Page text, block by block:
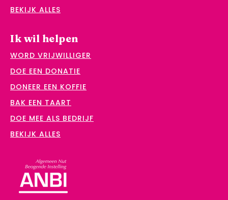
BEKIJK ALLES
Ik wil helpen
WORD VRIJWILLIGER
DOE EEN DONATIE
DONEER EEN KOFFIE
BAK EEN TAART
DOE MEE ALS BEDRIJF
BEKIJK ALLES